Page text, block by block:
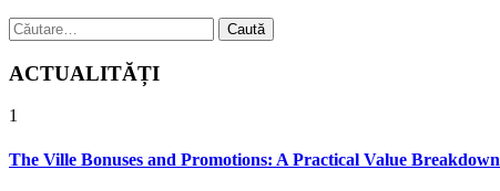
Caută
după:
ACTUALITĂȚI
1
The Ville Bonuses and Promotions: A Practical Value Breakdown